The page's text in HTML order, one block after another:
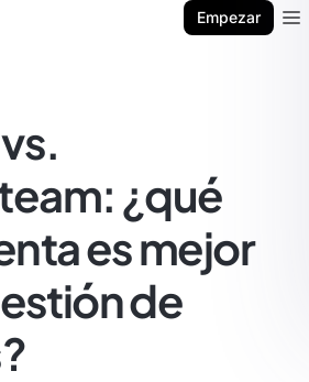
Empezar
¿qué
es mejor
de